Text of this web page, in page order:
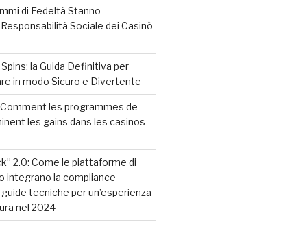
di Fedeltà Stanno
Sociale dei Casinò
la Guida Definitiva per
in modo Sicuro e Divertente
Comment les programmes de
les gains dans les casinos
2.0: Come le piattaforme di
integrano la compliance
tecniche per un’esperienza
nel 2024